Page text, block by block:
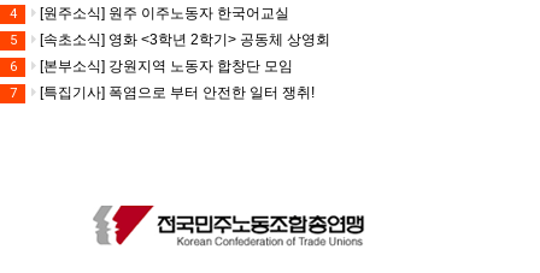
4 [원주소식] 원주 이주노동자 한국어교실
5 [속초소식] 영화 <3학년 2학기> 공동체 상영회
6 [본부소식] 강원지역 노동자 합창단 모임
7 [특집기사] 폭염으로 부터 안전한 일터 쟁취!